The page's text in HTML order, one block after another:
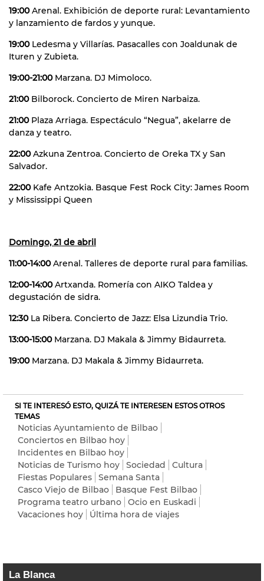
19:00Arenal. Exhibición de deporte rural: Levantamiento
y lanzamiento de fardos y yunque.
19:00Ledesma y Villarías. Pasacalles con Joaldunak de
Ituren y Zubieta.
19:00-21:00Marzana. DJ Mimoloco.
21:00Bilborock. Concierto de Miren Narbaiza.
21:00Plaza Arriaga. Espectáculo “Negua”, akelarre de
danza y teatro.
22:00Azkuna Zentroa. Concierto de Oreka TX y San
Salvador.
22:00Kafe Antzokia. Basque Fest Rock City: James Room
y Mississippi Queen
Domingo, 21 de abril
11:00-14:00Arenal. Talleres de deporte rural para familias.
12:00-14:00Artxanda. Romería con AIKO Taldea y
degustación de sidra.
12:30La Ribera. Concierto de Jazz: Elsa Lizundia Trio.
13:00-15:00Marzana. DJ Makala & Jimmy Bidaurreta.
19:00Marzana. DJ Makala & Jimmy Bidaurreta.
SI TE INTERESÓ ESTO, QUIZÁ TE INTERESEN ESTOS OTROS
TEMAS
Noticias Ayuntamiento de Bilbao
Conciertos en Bilbao hoy
Incidentes en Bilbao hoy
Noticias de Turismo hoy
Sociedad
Cultura
Fiestas Populares
Semana Santa
Casco Viejo de Bilbao
Basque Fest Bilbao
Programa teatro urbano
Ocio en Euskadi
Vacaciones hoy
Última hora de viajes
La Blanca